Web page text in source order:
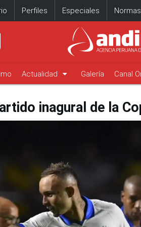
Perfiles Especiales
Actualidad arrow_drop_down Galería Canal
inagural de la